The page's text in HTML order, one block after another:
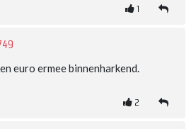
1
euro ermee binnenharkend.
2